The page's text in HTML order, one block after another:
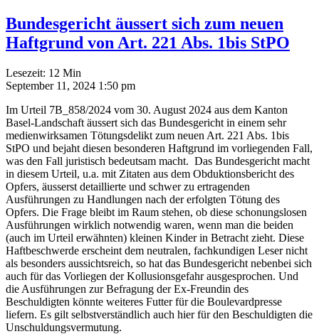
Bundesgericht äussert sich zum neuen
Haftgrund von Art. 221 Abs. 1bis StPO
Lesezeit: 12 Min
September 11, 2024 1:50 pm
Im Urteil 7B_858/2024 vom 30. August 2024 aus dem Kanton
Basel-Landschaft äussert sich das Bundesgericht in einem sehr
medienwirksamen Tötungsdelikt zum neuen Art. 221 Abs. 1bis
StPO und bejaht diesen besonderen Haftgrund im vorliegenden Fall,
was den Fall juristisch bedeutsam macht. Das Bundesgericht macht
in diesem Urteil, u.a. mit Zitaten aus dem Obduktionsbericht des
Opfers, äusserst detaillierte und schwer zu ertragenden
Ausführungen zu Handlungen nach der erfolgten Tötung des
Opfers. Die Frage bleibt im Raum stehen, ob diese schonungslosen
Ausführungen wirklich notwendig waren, wenn man die beiden
(auch im Urteil erwähnten) kleinen Kinder in Betracht zieht. Diese
Haftbeschwerde erscheint dem neutralen, fachkundigen Leser nicht
als besonders aussichtsreich, so hat das Bundesgericht nebenbei sich
auch für das Vorliegen der Kollusionsgefahr ausgesprochen. Und
die Ausführungen zur Befragung der Ex-Freundin des
Beschuldigten könnte weiteres Futter für die Boulevardpresse
liefern. Es gilt selbstverständlich auch hier für den Beschuldigten die
Unschuldungsvermutung.